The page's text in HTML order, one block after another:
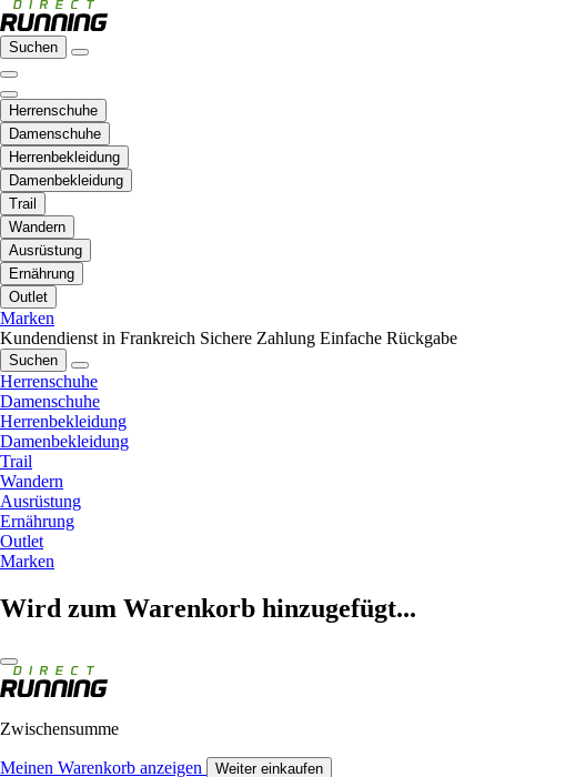
Suchen
Herrenschuhe
Damenschuhe
Herrenbekleidung
Damenbekleidung
Trail
Wandern
Ausrüstung
Ernährung
Outlet
Marken
Kundendienst in Frankreich Sichere Zahlung Einfache Rückgabe
Suchen
Herrenschuhe
Damenschuhe
Herrenbekleidung
Damenbekleidung
Trail
Wandern
Ausrüstung
Ernährung
Outlet
Marken
Wird zum Warenkorb hinzugefügt...
Zwischensumme
Meinen Warenkorb anzeigen Weiter einkaufen